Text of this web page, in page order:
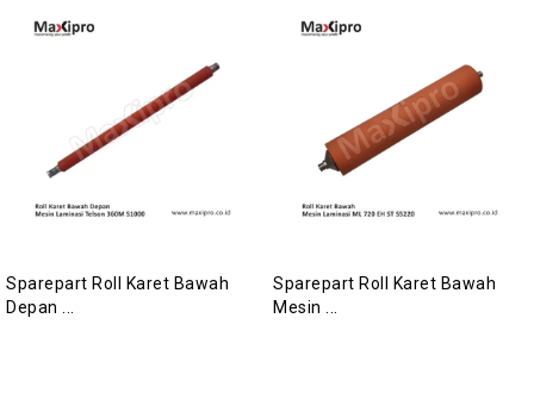
Sparepart Roll Karet Bawah
Depan ...
Sparepart Roll Karet Bawah
Mesin ...